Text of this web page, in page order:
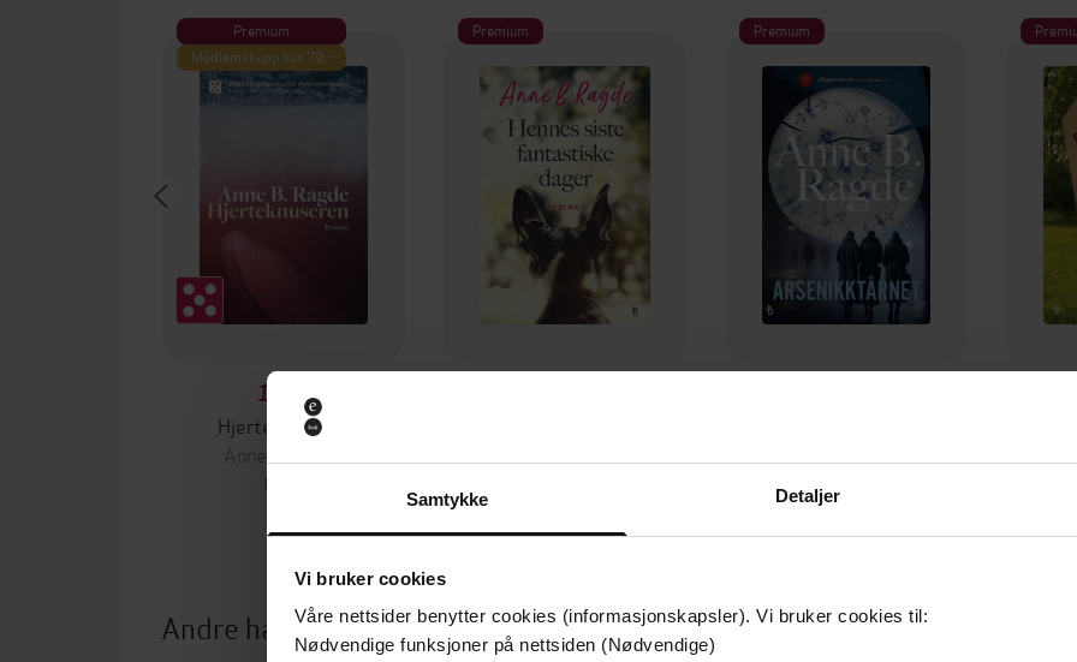
Samtykke Detaljer
Vi bruker cookies
Våre nettsider benytter cookies (informasjonskapsler). Vi bruker cookies til:
Nødvendige funksjoner på nettsiden (Nødvendige)
Premium
Medlemskupp kun 79,-
149,-
Hjerteknuseren
Anne B. Ragde
EBOK
Premium Premium
Andre har også kjøpt